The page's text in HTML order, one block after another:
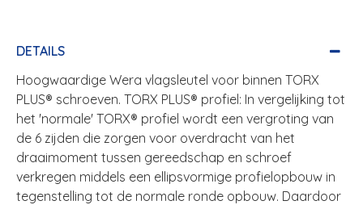
DETAILS
Hoogwaardige Wera vlagsleutel voor binnen TORX
PLUS® schroeven. TORX PLUS® profiel: In vergelijking tot
het 'normale' TORX® profiel wordt een vergroting van
de 6 zijden die zorgen voor overdracht van het
draaimoment tussen gereedschap en schroef
verkregen middels een ellipsvormige profielopbouw in
tegenstelling tot de normale ronde opbouw. Daardoor